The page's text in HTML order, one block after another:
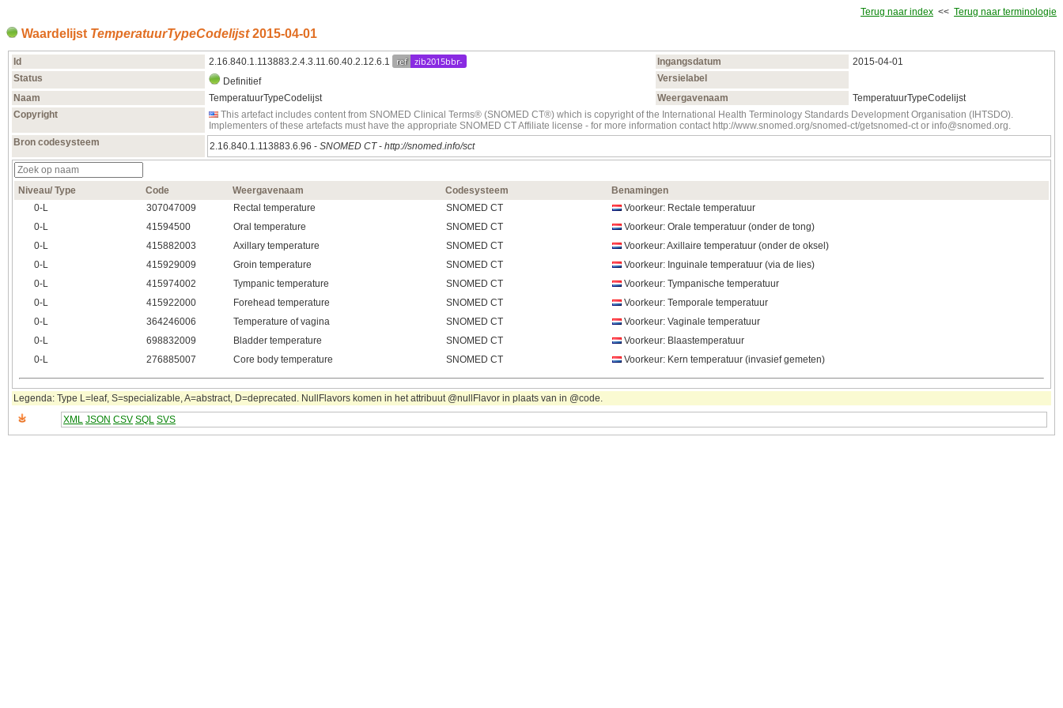
Terug naar index << Terug naar terminologie
Waardelijst TemperatuurTypeCodelijst2015‑04‑01
Id 2.16.840.1.113883.2.4.3.11.60.40.2.12.6.1 ref zib2015bbr- Ingangsdatum
2015‑04‑01
Status
Definitief
Versielabel
Naam
TemperatuurTypeCodelijst Weergavenaam
TemperatuurTypeCodelijst
Copyright
This artefact includes content from SNOMED Clinical Terms® (SNOMED CT®) which is copyright of the International Health Terminology Standards Development Organisation (IHTSDO).
Implementers of these artefacts must have the appropriate SNOMED CT Affiliate license - for more information contact http://www.snomed.org/snomed-ct/getsnomed-ct or info@snomed.org.
Bron codesysteem
2.16.840.1.113883.6.96 - SNOMED CT- http://snomed.info/sct
Niveau/ Type Code Weergavenaam Codesysteem
Benamingen
0‑L
307047009 Rectal temperature SNOMED CT
Voorkeur: Rectale temperatuur
0‑L
41594500 Oral temperature SNOMED CT
Voorkeur: Orale temperatuur (onder de tong)
0‑L
415882003 Axillary temperature SNOMED CT
Voorkeur: Axillaire temperatuur (onder de oksel)
0‑L
415929009 Groin temperature SNOMED CT
Voorkeur: Inguinale temperatuur (via de lies)
0‑L
415974002 Tympanic temperature SNOMED CT
Voorkeur: Tympanische temperatuur
0‑L
415922000 Forehead temperature SNOMED CT
Voorkeur: Temporale temperatuur
0‑L
364246006 Temperature of vagina SNOMED CT
Voorkeur: Vaginale temperatuur
0‑L
698832009 Bladder temperature SNOMED CT
Voorkeur: Blaastemperatuur
0‑L
276885007 Core body temperature SNOMED CT Voorkeur: Kern temperatuur (invasief gemeten)
Legenda: Type L=leaf, S=specializable, A=abstract, D=deprecated. NullFlavors komen in het attribuut @nullFlavor in plaats van in @code.
XML JSON CSV SQL SVS